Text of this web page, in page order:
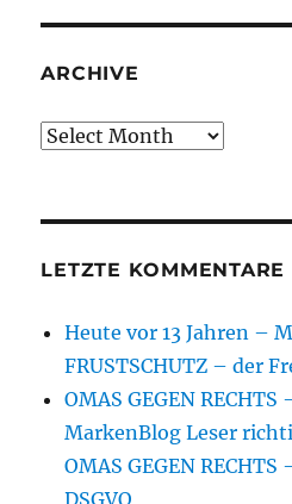
ARCHIVE
Archive
LETZTE KOMMENTARE
Heute vor 13 Jahren –
FRUSTSCHUTZ – der
OMAS GEGEN
MarkenBlog Leser
OMAS GEGEN